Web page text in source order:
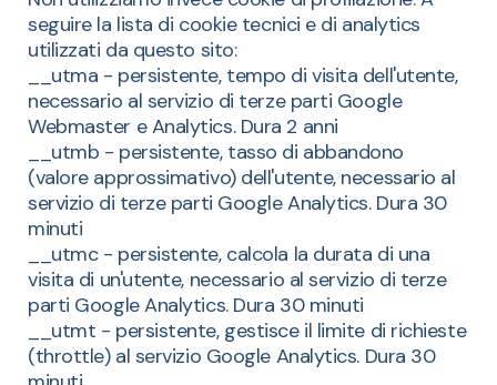
seguire la lista di cookie tecnici e di analytics
utilizzati da questo sito:
__utma - persistente, tempo di visita dell'utente,
necessario al servizio di terze parti Google
Webmaster e Analytics. Dura 2 anni
__utmb - persistente, tasso di abbandono
(valore approssimativo) dell'utente, necessario al
servizio di terze parti Google Analytics. Dura 30
minuti
__utmc - persistente, calcola la durata di una
visita di un'utente, necessario al servizio di terze
parti Google Analytics. Dura 30 minuti
__utmt - persistente, gestisce il limite di richieste
(throttle) al servizio Google Analytics. Dura 30